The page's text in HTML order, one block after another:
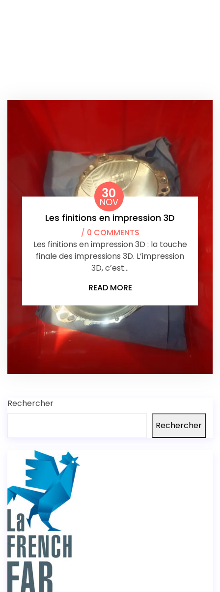
30
NOV
Les finitions en impression 3D
/ 0 COMMENTS
Les finitions en impression 3D : la touche
finale des impressions 3D. L’impression
3D, c’est…
READ MORE
Rechercher
Rechercher